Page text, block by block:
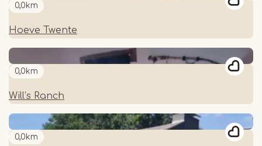
0,0km
Hoeve Twente
0,0km
Will’s Ranch
0,0km